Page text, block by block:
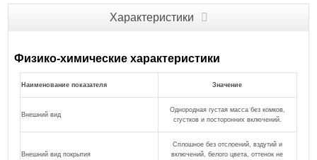
Характеристики
Физико-химические характеристики
Наименование показателя Значение
Внешний вид
Однородная густая масса без комков,
сгустков и посторонних включений.
Внешний вид покрытия
Сплошное без отслоений, вздутий и
включений, белого цвета, оттенок не